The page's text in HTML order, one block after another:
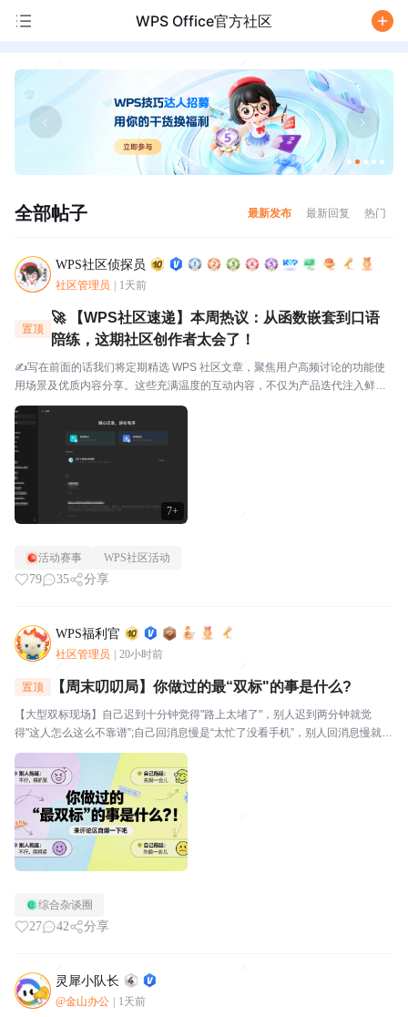
WPS Office官方社区
全部帖子 最新发布 最新回复 热门
WPS社区侦探员
社区管理员 1天前
7+
置顶
🚀 【WPS社区速递】本周热议：从函数嵌套到口语
陪练，这期社区创作者太会了！
✍️写在前面的话我们将定期精选 WPS 社区文章，聚焦用户高频讨论的功能使
用场景及优质内容分享。这些充满温度的互动内容，不仅为产品迭代注入鲜活
灵感，更搭建起官方与用户的双向沟通桥梁，每一份分享都值得被看见与珍
视。⭐关于WPS社区WPS社区（bbs.wps....
活动赛事 WPS社区活动
79 35 分享
WPS福利官
社区管理员 20小时前
置顶 【周末叨叨局】你做过的最“双标"的事是什么?
【大型双标现场】自己迟到十分钟觉得"路上太堵了"，别人迟到两分钟就觉
得"这人怎么这么不靠谱”;自己回消息慢是“太忙了没看手机”，别人回消息慢就是
“故意不回我吧”🔥玩法："我对自己___________,但对别人__________。我就
是这么双标。评论区坦...
综合杂谈圈
27 42 分享
灵犀小队长
@金山办公 1天前